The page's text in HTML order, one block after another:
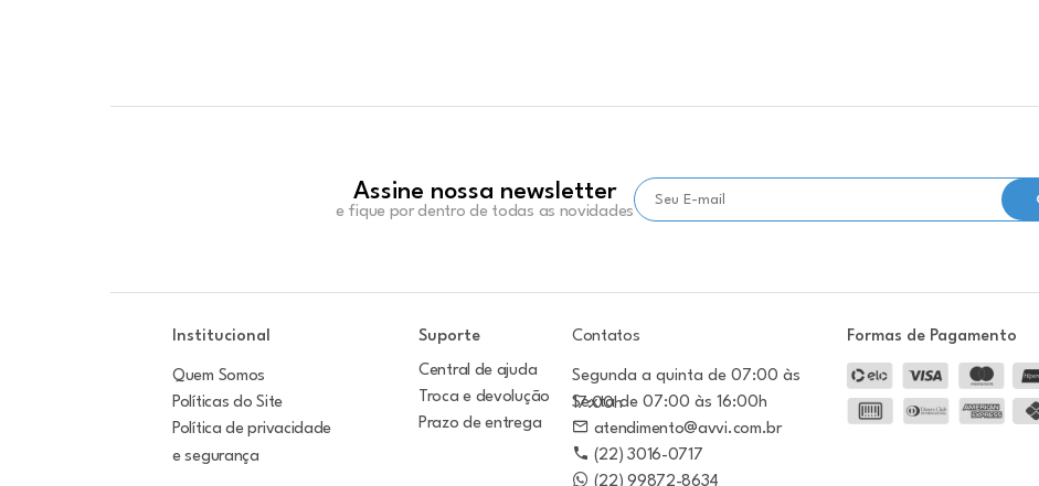
Assine nossa newsletter
e fique por dentro de todas as novidades
Institucional
Quem Somos
Políticas do Site
Política de privacidade
e segurança
Suporte
Central de ajuda
Troca e devolução
Prazo de entrega
Contatos
Segunda a quinta de 07:00 às
17:00h
Sexta de 07:00 às 16:00h
atendimento@avvi.com.br
(22) 3016-0717
(22) 99872-8634
Formas de Pagamento